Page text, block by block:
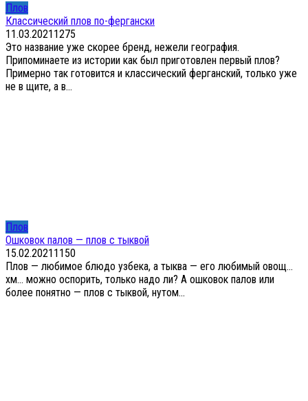
Плов
Классический плов по-фергански
11.03.20211275
Это название уже скорее бренд, нежели география.
Припоминаете из истории как был приготовлен первый плов?
Примерно так готовится и классический ферганский, только уже
не в щите, а в...
Плов
Ошковок палов — плов с тыквой
15.02.20211150
Плов — любимое блюдо узбека, а тыква — его любимый овощ…
хм… можно оспорить, только надо ли? А ошковок палов или
более понятно — плов с тыквой, нутом...